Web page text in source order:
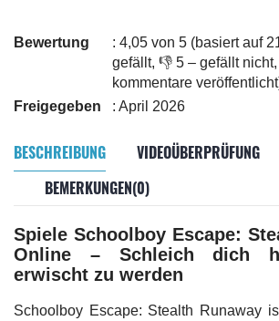
Bewertung
: 4,05 von 5 (basiert auf
gefällt, 👎 5 – gefällt
kommentare
Freigegeben
: April 2026
BESCHREIBUNG
VIDEOÜBERPRÜFUNG
BEMERKUNGEN(0)
Spiele Schoolboy Escape:
Online – Schleich dich
erwischt zu werden
Schoolboy Escape: Stealth Runaway